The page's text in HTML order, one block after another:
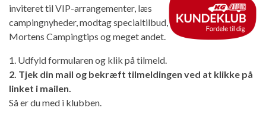
inviteret til VIP-arrangementer, læs
campingnyheder, modtag specialtilbud,
Mortens Campingtips og meget andet.
1. Udfyld formularen og klik på tilmeld.
2. Tjek din mail og bekræft tilmeldingen ved at klikke på
linket i mailen.
Så er du med i klubben.